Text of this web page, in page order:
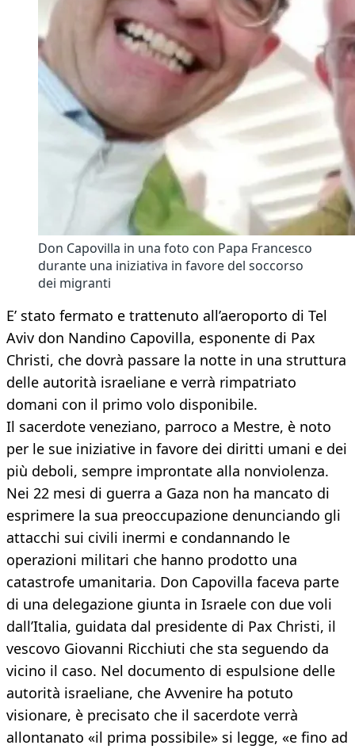
Don Capovilla in una foto con Papa Francesco
durante una iniziativa in favore del soccorso
dei migranti
E’ stato fermato e trattenuto all’aeroporto di Tel
Aviv don Nandino Capovilla, esponente di Pax
Christi, che dovrà passare la notte in una struttura
delle autorità israeliane e verrà rimpatriato
domani con il primo volo disponibile.
Il sacerdote veneziano, parroco a Mestre, è noto
per le sue iniziative in favore dei diritti umani e dei
più deboli, sempre improntate alla nonviolenza.
Nei 22 mesi di guerra a Gaza non ha mancato di
esprimere la sua preoccupazione denunciando gli
attacchi sui civili inermi e condannando le
operazioni militari che hanno prodotto una
catastrofe umanitaria. Don Capovilla faceva parte
di una delegazione giunta in Israele con due voli
dall’Italia, guidata dal presidente di Pax Christi, il
vescovo Giovanni Ricchiuti che sta seguendo da
vicino il caso. Nel documento di espulsione delle
autorità israeliane, che Avvenire ha potuto
visionare, è precisato che il sacerdote verrà
allontanato «il prima possibile» si legge, «e fino ad